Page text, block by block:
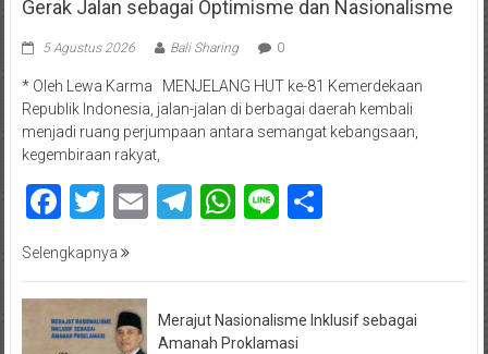
Gerak Jalan sebagai Optimisme dan Nasionalisme
5 Agustus 2026 Bali Sharing 0
* Oleh Lewa Karma MENJELANG HUT ke-81 Kemerdekaan
Republik Indonesia, jalan-jalan di berbagai daerah kembali
menjadi ruang perjumpaan antara semangat kebangsaan,
kegembiraan rakyat,
Facebook
Twitter
EmailTelegram
WhatsApp
LineShare
Selengkapnya
Merajut Nasionalisme Inklusif sebagai
Amanah Proklamasi